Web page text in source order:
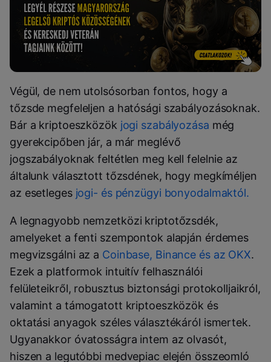
Végül, de nem utolsósorban fontos, hogy a
tőzsde megfeleljen a hatósági szabályozásoknak.
Bár a kriptoeszközök jogi szabályozása még
gyerekcipőben jár, a már meglévő
jogszabályoknak feltétlen meg kell felelnie az
általunk választott tőzsdének, hogy megkíméljen
az esetleges jogi- és pénzügyi bonyodalmaktól.
A legnagyobb nemzetközi kriptotőzsdék,
amelyeket a fenti szempontok alapján érdemes
megvizsgálni az a Coinbase, Binance és az OKX.
Ezek a platformok intuitív felhasználói
felületeikről, robusztus biztonsági protokolljaikról,
valamint a támogatott kriptoeszközök és
oktatási anyagok széles választékáról ismertek.
Ugyanakkor óvatosságra intem az olvasót,
hiszen a legutóbbi medvepiac elején összeomló